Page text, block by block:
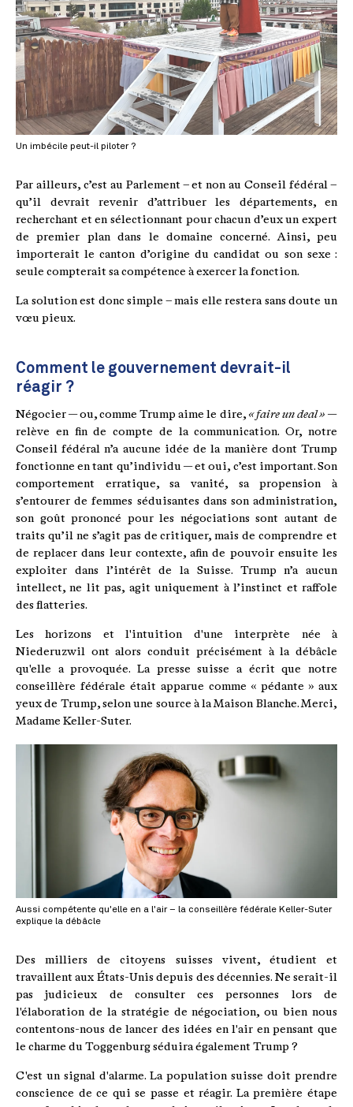
Un imbécile peut-il piloter ?
Par ailleurs, c’est au Parlement – et non au Conseil fédéral –
qu’il devrait revenir d’attribuer les départements, en
recherchant et en sélectionnant pour chacun d’eux un expert
de premier plan dans le domaine concerné. Ainsi, peu
importerait le canton d’origine du candidat ou son sexe :
seule compterait sa compétence à exercer la fonction.
La solution est donc simple – mais elle restera sans doute un
vœu pieux.
Comment le gouvernement devrait-il
réagir ?
Négocier — ou, comme Trump aime le dire, « faire un deal » —
relève en fin de compte de la communication. Or, notre
Conseil fédéral n’a aucune idée de la manière dont Trump
fonctionne en tant qu’individu — et oui, c’est important. Son
comportement erratique, sa vanité, sa propension à
s’entourer de femmes séduisantes dans son administration,
son goût prononcé pour les négociations sont autant de
traits qu’il ne s’agit pas de critiquer, mais de comprendre et
de replacer dans leur contexte, afin de pouvoir ensuite les
exploiter dans l’intérêt de la Suisse. Trump n’a aucun
intellect, ne lit pas, agit uniquement à l’instinct et raffole
des flatteries.
Les horizons et l'intuition d'une interprète née à
Niederuzwil ont alors conduit précisément à la débâcle
qu'elle a provoquée. La presse suisse a écrit que notre
conseillère fédérale était apparue comme « pédante » aux
yeux de Trump, selon une source à la Maison Blanche. Merci,
Madame Keller-Suter.
Aussi compétente qu'elle en a l'air – la conseillère fédérale Keller-Suter
explique la débâcle
Des milliers de citoyens suisses vivent, étudient et
travaillent aux États-Unis depuis des décennies. Ne serait-il
pas judicieux de consulter ces personnes lors de
l'élaboration de la stratégie de négociation, ou bien nous
contentons-nous de lancer des idées en l'air en pensant que
le charme du Toggenburg séduira également Trump ?
C'est un signal d'alarme. La population suisse doit prendre
conscience de ce qui se passe et réagir. La première étape